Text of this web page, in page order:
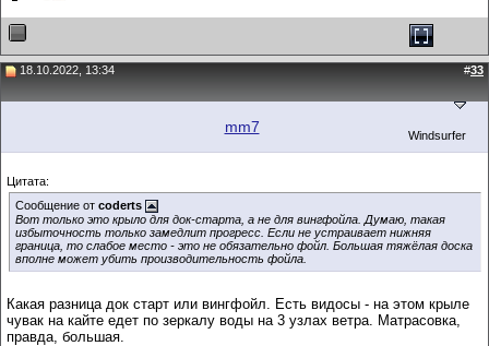
18.10.2022, 13:34 #33
mm7 Windsurfer
Цитата:
Сообщение от coderts
Вот только это крыло для док-старта, а не для вингфойла. Думаю, такая
избыточность только замедлит прогресс. Если не устраивает нижняя
граница, то слабое место - это не обязательно фойл. Большая тяжёлая доска
вполне может убить производительность фойла.
Какая разница док старт или вингфойл. Есть видосы - на этом крыле
чувак на кайте едет по зеркалу воды на 3 узлах ветра. Матрасовка,
правда, большая.